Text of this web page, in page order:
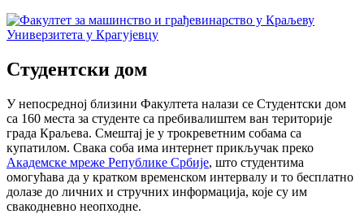
Студентски дом
У непосредној близини Факултета налази се Студентски дом
са 160 места за студенте са пребивалиштем ван територије
града Краљева. Смештај је у трокреветним собама са
купатилом. Свака соба има интернет прикључак преко
Академске мреже Републике Србије, што студентима
омогућава да у кратком временском интервалу и то бесплатно
долазе до личних и стручних информација, које су им
свакодневно неопходне.